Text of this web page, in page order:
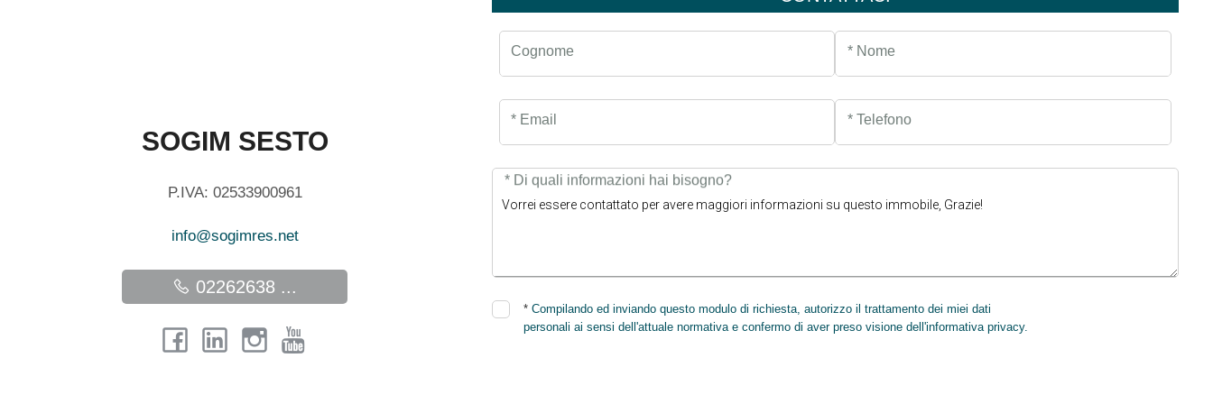
SOGIM SESTO
P.IVA: 02533900961
info@sogimres.net
02262638 ...
* Nome
Cognome
* Telefono
* Email
* Di quali informazioni hai bisogno?
*Compilando ed inviando questo modulo di richiesta, autorizzo il trattamento dei miei dati
personali ai sensi dell'attuale normativa e confermo di aver preso visione dell'informativa privacy.